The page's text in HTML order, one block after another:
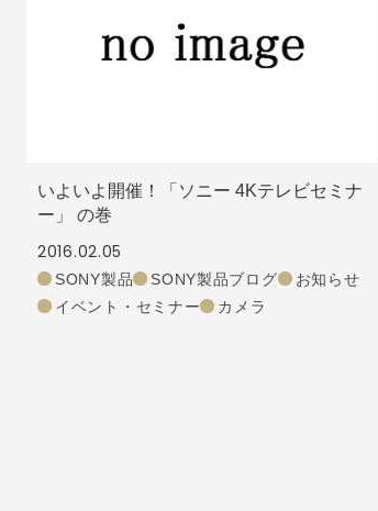
いよいよ開催！「ソニー 4Kテレビセミナ
ー」 の巻
2016.02.05
SONY製品 SONY製品ブログ
お知らせ
イベント・セミナー
カメラ